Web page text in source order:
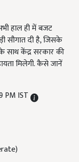
हाल ही में बजट
सौगात दी है, जिसके
साथ केंद्र सरकार की
मिलेगी. कैसे जानें
PM IST